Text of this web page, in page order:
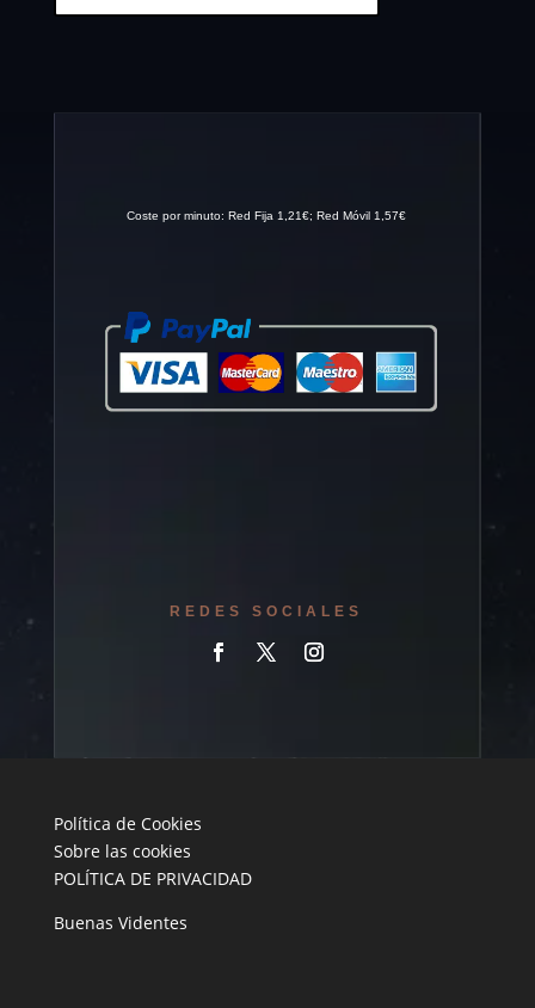
Coste por minuto: Red Fija 1,21€; Red Móvil 1,57€
REDES SOCIALES
Política de Cookies
Sobre las cookies
POLÍTICA DE PRIVACIDAD
Buenas Videntes